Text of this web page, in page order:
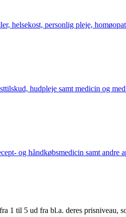
helsekost, personlig pleje,
hudpleje samt medicin og
og håndkøbsmedicin samt andre
1 til 5 ud fra bl.a. deres prisniveau,